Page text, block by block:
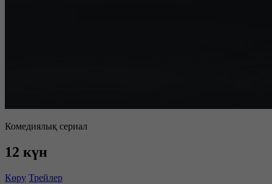
Комедиялық сериал
12 күн
Көру Трейлер